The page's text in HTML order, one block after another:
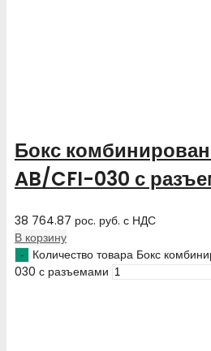
Бокс
AB/CFI-030 с
38 764.87 рос. руб. с НДС
В корзину
Количество товара Бокс
030 с разъемами